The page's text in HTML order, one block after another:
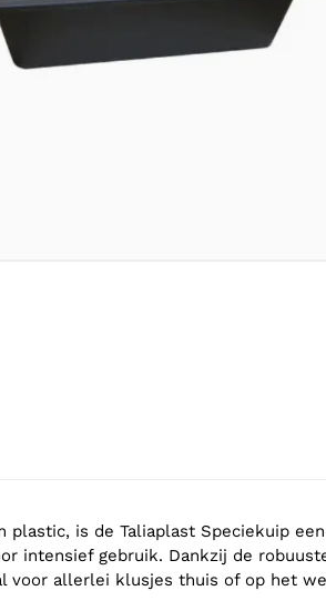
plastic, is de Taliaplast Speciekuip
intensief gebruik. Dankzij de
voor allerlei klusjes thuis of op het